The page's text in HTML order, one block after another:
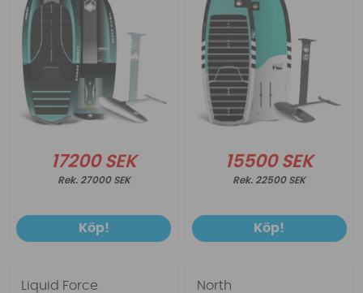
17200 SEK
27000 SEK
Köp!
15500 SEK
22500 SEK
Köp!
Liquid Force North